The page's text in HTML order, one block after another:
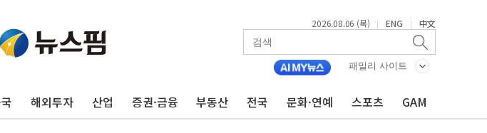
2026.08.06 (목) | ENG | 中文
패밀리 사이트
해외투자 산업 증권·금융 부동산 전국 문화·연예 스포츠 GAM
'檢 합수본 참여' 여부 논란...법조계 "법적근거 없어, 위법수집증거 가능성"
中 '항생제 개구리' 파장 확산, 식품안전 점검 강화